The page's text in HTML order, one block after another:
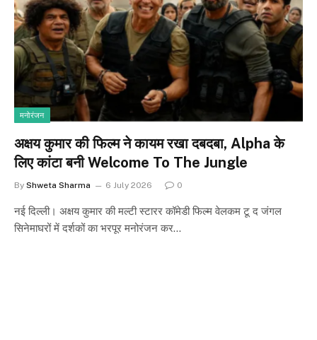
मनोरंजन
अक्षय कुमार की फिल्म ने कायम रखा दबदबा, Alpha के
लिए कांटा बनी Welcome To The Jungle
By Shweta Sharma 6 July 2026 0
नई दिल्ली। अक्षय कुमार की मल्टी स्टारर कॉमेडी फिल्म वेलकम टू द जंगल
सिनेमाघरों में दर्शकों का भरपूर मनोरंजन कर…